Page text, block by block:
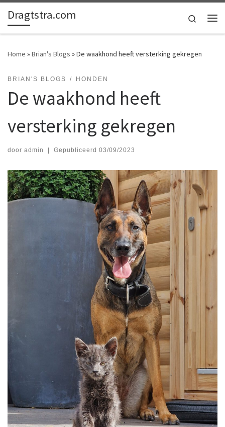
Ga naar inhoud
Dragtstra.com
Search
Home »Brian's Blogs »De waakhond heeft versterking gekregen
BRIAN'S BLOGS HONDEN
De waakhond heeft
versterking gekregen
door admin | Gepubliceerd 03/09/2023